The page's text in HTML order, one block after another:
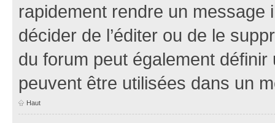
rapidement rendre un message
décider de l’éditer ou de le
du forum peut également définir
peuvent être utilisées dans un
Haut